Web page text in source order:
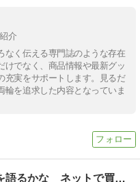
介
なく伝える専門誌のような存在
けでなく、商品情報や最新グッ
充実をサポートします。見るだ
輪を追求した内容となっていま
やっぱ好きなことを語るかな ネットで買ったもの紹介してます